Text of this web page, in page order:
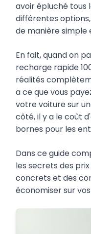
avoir épluché tous
différentes
de manière simple
En fait, quand on
recharge rapide
réalités
a ce que vous
votre voiture sur
côté, il y a le coût
bornes pour les
Dans ce guide
les secrets des
concrets et des
économiser sur